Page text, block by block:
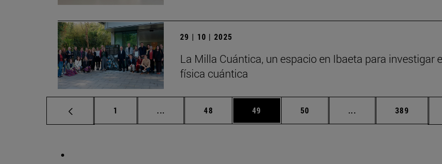
29 | 10 | 2025
La Milla Cuántica, un espacio en Ibaeta para investigar
física cuántica
Página
1 ... Páginas intermedias Use TAB para desplazarse.
Página
48 Página
49 Página
50 ... Páginas intermedias
Página
389